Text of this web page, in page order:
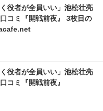
役者が全員いい」池松壮亮
コミ『開戦前夜』 3枚目の
役者が全員いい」池松壮亮
コミ『開戦前夜』